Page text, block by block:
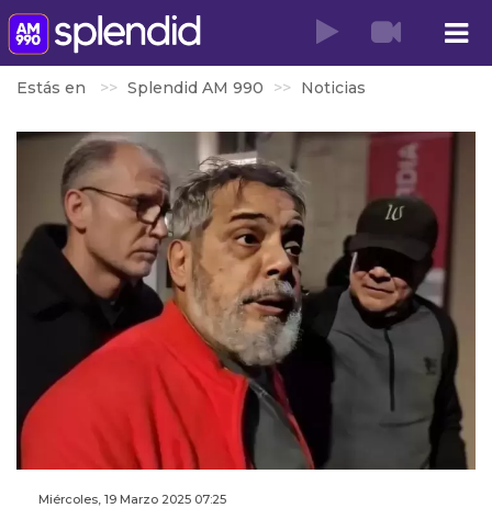
Estás en Splendid AM 990 Noticias
Miércoles, 19 Marzo 2025 07:25